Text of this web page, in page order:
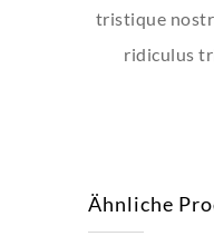
tristique
ridiculus
Ähnliche